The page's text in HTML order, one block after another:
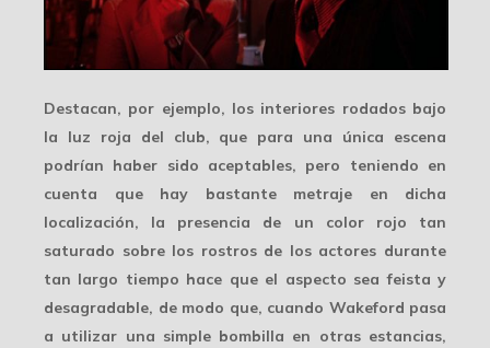
Destacan, por ejemplo, los interiores rodados bajo
la luz roja del club, que para una única escena
podrían haber sido aceptables, pero teniendo en
cuenta que hay bastante metraje en dicha
localización, la presencia de un color rojo tan
saturado sobre los rostros de los actores durante
tan largo tiempo hace que el aspecto sea feista y
desagradable, de modo que, cuando Wakeford pasa
a utilizar una simple bombilla en otras estancias,